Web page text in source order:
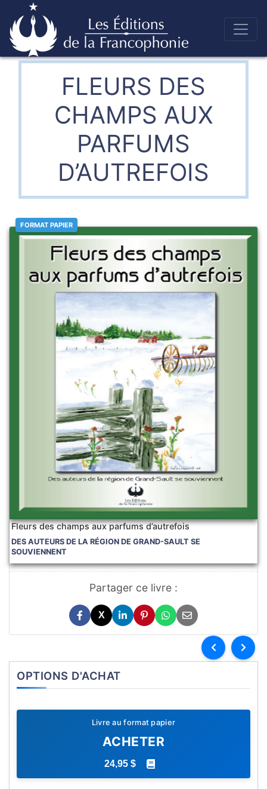
Skip
to Éditions de la francophonie
FLEURS DES
CHAMPS AUX
PARFUMS
D’AUTREFOIS
FORMAT PAPIER
Fleurs des champs aux parfums d’autrefois
DES AUTEURS DE LA RÉGION DE GRAND-SAULT SE
SOUVIENNENT
Partager ce livre :
X
OPTIONS D'ACHAT
Livre au format papier
ACHETER
24,95 $